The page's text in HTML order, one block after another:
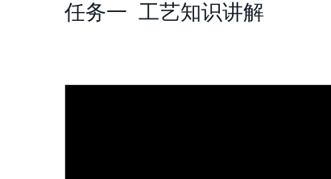
任务一 工艺知识讲解